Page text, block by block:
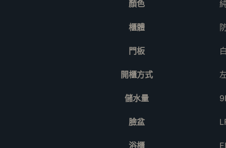
顏色
櫃體
門板
開櫃方式
儲水量
臉盆
浴櫃